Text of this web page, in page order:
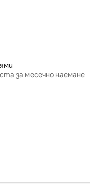
за месечно наемане